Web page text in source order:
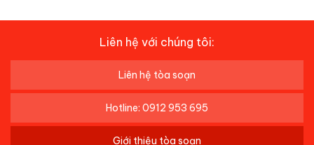
Liên hệ với chúng tôi:
Liên hệ tòa soạn
Hotline: 0912 953 695
Giới thiệu tòa soạn